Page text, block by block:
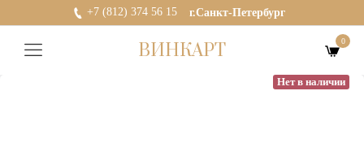
+7 (812) 374 56 15 г.Санкт-Петербург
ВИНКАРТ 0
Нет в наличии